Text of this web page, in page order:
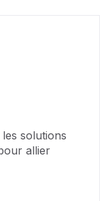
solutions
allier